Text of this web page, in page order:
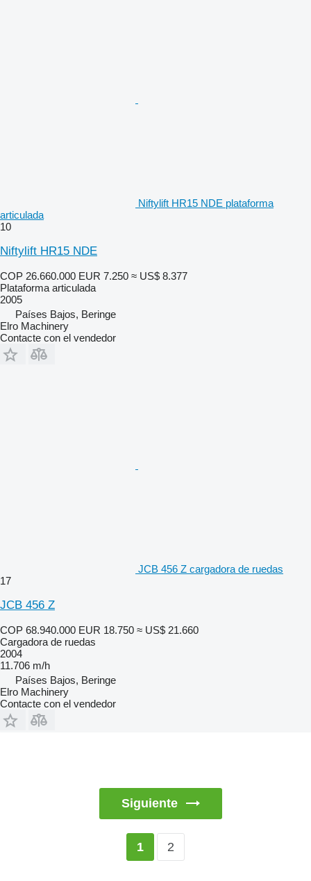
Niftylift HR15 NDE plataforma
articulada
10
Niftylift HR15 NDE
COP 26.660.000 EUR 7.250 ≈ US$ 8.377
Plataforma articulada
2005
Países Bajos, Beringe
Elro Machinery
Contacte con el vendedor
JCB 456 Z cargadora de ruedas
17
JCB 456 Z
COP 68.940.000 EUR 18.750 ≈ US$ 21.660
Cargadora de ruedas
2004
11.706 m/h
Países Bajos, Beringe
Elro Machinery
Contacte con el vendedor
Siguiente
1 2